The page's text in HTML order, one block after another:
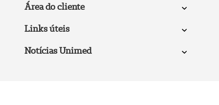
Área do cliente
Links úteis
Notícias Unimed